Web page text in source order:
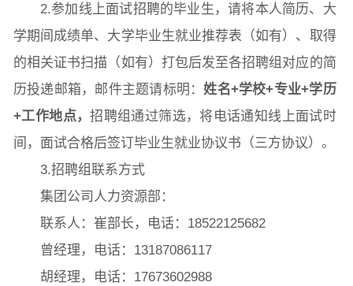
2.参加线上面试招聘的毕业生，请将本人简历、大
学期间成绩单、大学毕业生就业推荐表（如有）、取得
的相关证书扫描（如有）打包后发至各招聘组对应的简
历投递邮箱，邮件主题请标明：姓名+学校+专业+学历
+工作地点 ，招聘组通过筛选，将电话通知线上面试时
间，面试合格后签订毕业生就业协议书（三方协议）。
3.招聘组联系方式
集团公司人力资源部：
联系人：崔部长，电话：18522125682
曾经理，电话：13187086117
胡经理，电话：17673602988